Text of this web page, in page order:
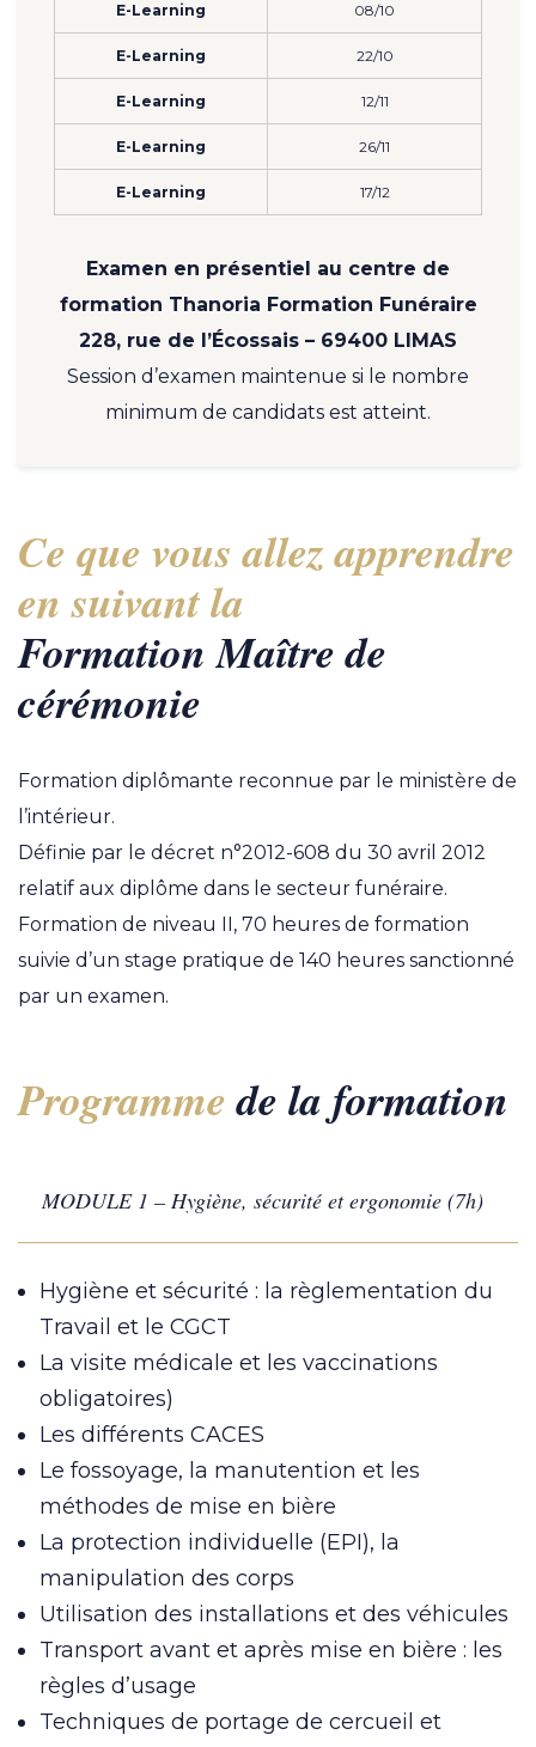
E-Learning 08/10
E-Learning 22/10
E-Learning 12/11
E-Learning 26/11
E-Learning 17/12
Examen en présentiel au centre de
formation Thanoria Formation Funéraire
228, rue de l’Écossais – 69400 LIMAS
Session d’examen maintenue si le nombre
minimum de candidats est atteint.
Ce que vous allez apprendre
en suivant la
Formation Maître de
cérémonie
Formation diplômante reconnue par le ministère de
l’intérieur.
Définie par le décret n°2012-608 du 30 avril 2012
relatif aux diplôme dans le secteur funéraire.
Formation de niveau II, 70 heures de formation
suivie d’un stage pratique de 140 heures sanctionné
par un examen.
Programmede la formation
MODULE 1 – Hygiène, sécurité et ergonomie (7h)
Hygiène et sécurité : la règlementation du
Travail et le CGCT
La visite médicale et les vaccinations
obligatoires)
Les différents CACES
Le fossoyage, la manutention et les
méthodes de mise en bière
La protection individuelle (EPI), la
manipulation des corps
Utilisation des installations et des véhicules
Transport avant et après mise en bière : les
règles d’usage
Techniques de portage de cercueil et